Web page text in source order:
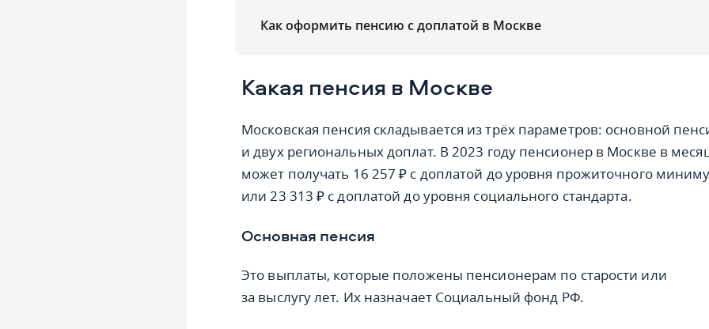
Как оформить пенсию с доплатой в Москве
Какая пенсия в Москве
Московская пенсия складывается из трёх параметров: основной
и двух региональных доплат. В 2023 году пенсионер в Москве в
может получать 16 257 ₽ с доплатой до уровня прожиточного
или 23 313 ₽ с доплатой до уровня социального стандарта.
Основная пенсия
Это выплаты, которые положены пенсионерам по старости или
за выслугу лет. Их назначает Социальный фонд РФ.